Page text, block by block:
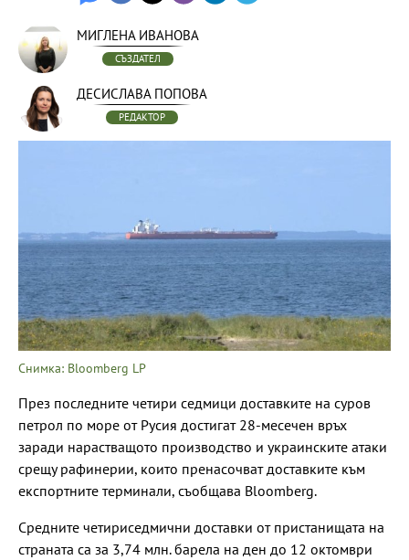
МИГЛЕНА ИВАНОВА
СЪЗДАТЕЛ
ДЕСИСЛАВА ПОПОВА
РЕДАКТОР
Снимка: Bloomberg LP
През последните четири седмици доставките на суров
петрол по море от Русия достигат 28-месечен връх
заради нарастващото производство и украинските атаки
срещу рафинерии, които пренасочват доставките към
експортните терминали, съобщава Bloomberg.
Средните четириседмични доставки от пристанищата на
страната са за 3,74 млн. барела на ден до 12 октомври